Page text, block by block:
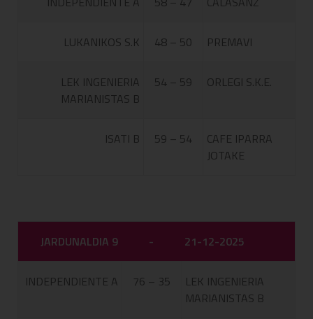
LUKANIKOS S.K 48 – 50 PREMAVI
LEK INGENIERIA
MARIANISTAS B
54 – 59 ORLEGI S.K.E.
ISATI B 59 – 54
CAFE IPARRA
JOTAKE
JARDUNALDIA 9 - 21-12-2025
INDEPENDIENTE A 76 – 35
LEK INGENIERIA
MARIANISTAS B